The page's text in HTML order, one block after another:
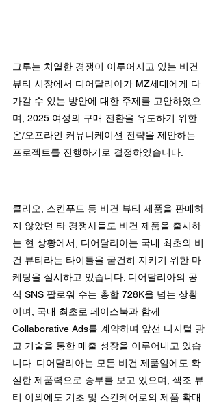
그루는 치열한 경쟁이 이루어지고 있는 비건
뷰티 시장에서 디어달리아가 MZ세대에게 다
가갈 수 있는 방안에 대한 주제를 고안하였으
며, 2025 여성의 구매 전환을 유도하기 위한
온/오프라인 커뮤니케이션 전략을 제안하는
프로젝트를 진행하기로 결정하였습니다.
클리오, 스킨푸드 등 비건 뷰티 제품을 판매하
지 않았던 타 경쟁사들도 비건 제품을 출시하
는 현 상황에서, 디어달리아는 국내 최초의 비
건 뷰티라는 타이틀을 굳건히 지키기 위한 마
케팅을 실시하고 있습니다. 디어달리아의 공
식 SNS 팔로워 수는 총합 728K을 넘는 상황
이며, 국내 최초로 페이스북과 함께
Collaborative Ads를 계약하며 앞선 디지털 광
고 기술을 통한 매출 성장을 이루어내고 있습
니다. 디어달리아는 모든 비건 제품임에도 확
실한 제품력으로 승부를 보고 있으며, 색조 뷰
티 이외에도 기초 및 스킨케어로의 제품 확대